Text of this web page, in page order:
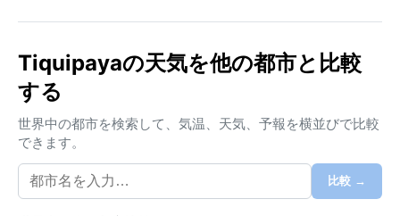
Tiquipayaの天気を他の都市と比較
する
世界中の都市を検索して、気温、天気、予報を横並びで比較
できます。
比較 →